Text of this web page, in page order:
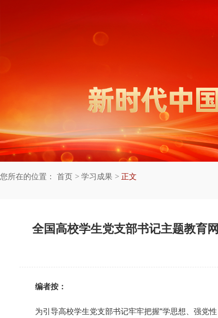
您所在的位置： 首页 学习成果 正文
全国高校学生党支部书记主题教育
编者按：
为引导高校学生党支部书记牢牢把握“学思想、强党